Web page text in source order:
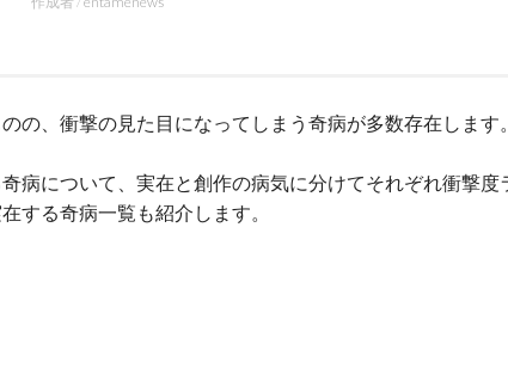
の、衝撃の見た目になってしまう奇病が多数存在します。
病について、実在と創作の病気に分けてそれぞれ衝撃度
する奇病一覧も紹介します。